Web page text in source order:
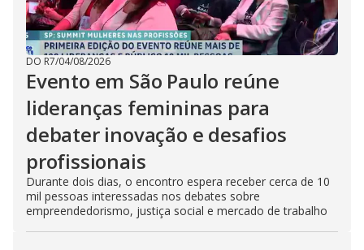
DO R7/04/08/2026
Evento em São Paulo reúne
lideranças femininas para
debater inovação e desafios
profissionais
Durante dois dias, o encontro espera receber cerca de 10
mil pessoas interessadas nos debates sobre
empreendedorismo, justiça social e mercado de trabalho